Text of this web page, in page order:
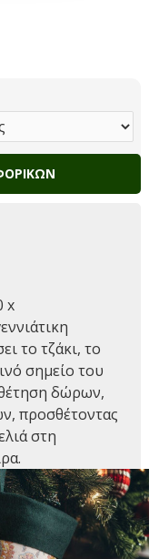
x
το τζάκι, το
σημείο του
δώρων,
προσθέτοντας
στη